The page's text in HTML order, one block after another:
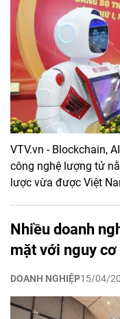
VTV.vn - Blockchain,
công nghệ lượng tử
lược vừa được Việt
Nhiều doanh
mặt với nguy cơ
DOANH NGHIỆP15/04/